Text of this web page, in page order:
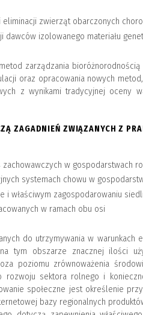
zwierząt obarczonych
izolowanego materiału
zarządzania
oraz opracowania nowych
z wynikami tradycyjnej
ZAGADNIEŃ ZWIĄZANYCH Z
w gospodarstwach
systemach chowu w
właściwym zagospodarowaniu
w ramach obu osi
do utrzymywania w
tym obszarze znacznej ilości
poziomu zrównoważenia
rozwoju sektora rolnego i
społeczne jest określenie
bazy regionalnych